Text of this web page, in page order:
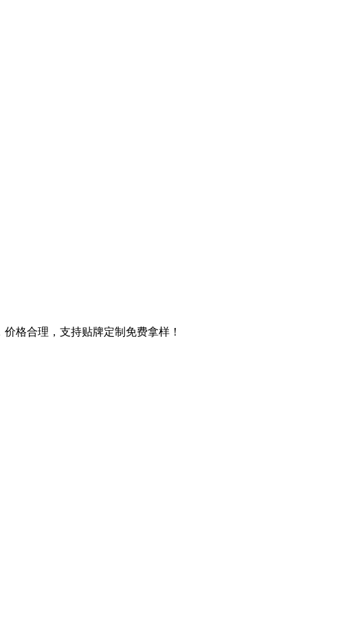
格合理，支持贴牌定制免费拿样！